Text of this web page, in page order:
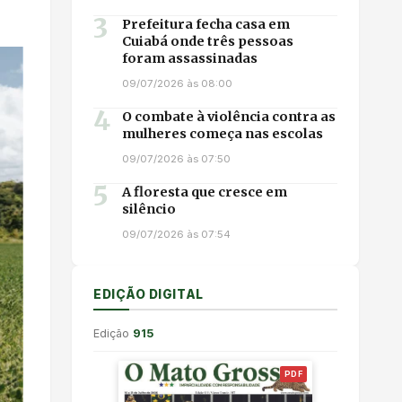
3
Prefeitura fecha casa em
Cuiabá onde três pessoas
foram assassinadas
09/07/2026 às 08:00
4
O combate à violência contra as
mulheres começa nas escolas
09/07/2026 às 07:50
5
A floresta que cresce em
silêncio
09/07/2026 às 07:54
EDIÇÃO DIGITAL
Edição 915
PDF